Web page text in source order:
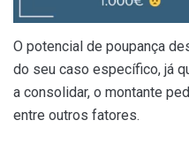
O potencial de poupança
do seu caso específico, já
a consolidar, o montante
entre outros fatores.